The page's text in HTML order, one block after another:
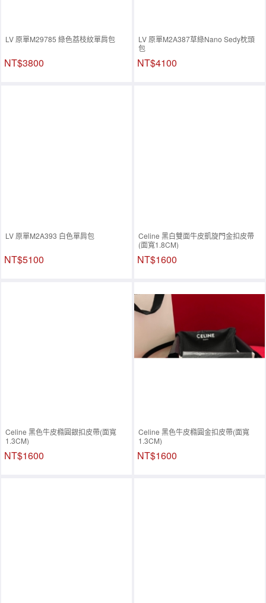
LV 原單M29785 綠色荔枝紋單肩包
NT$3800
LV 原單M2A387草綠Nano Sedy枕頭
包
NT$4100
LV 原單M2A393 白色單肩包
NT$5100
Celine 黑白雙面牛皮凱旋門金扣皮帶
(面寬1.8CM)
NT$1600
Celine 黑色牛皮橢圓銀扣皮帶(面寬
1.3CM)
NT$1600
Celine 黑色牛皮橢圓金扣皮帶(面寬
1.3CM)
NT$1600